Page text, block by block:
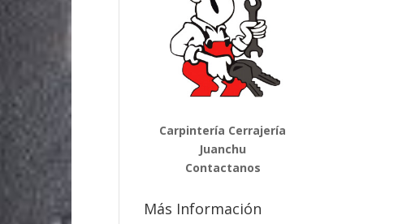
Carpintería Cerrajería
Juanchu
Contactanos
Más Información